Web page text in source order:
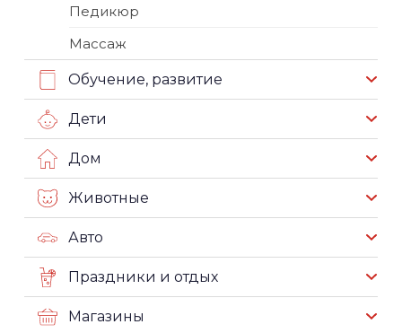
Педикюр
Массаж
Обучение, развитие
Дети
Дом
Животные
Авто
Праздники и отдых
Магазины